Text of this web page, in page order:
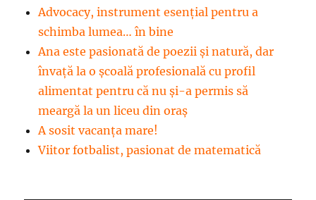
Advocacy, instrument esenţial pentru a
schimba lumea… în bine
Ana este pasionată de poezii și natură, dar
învață la o școală profesională cu profil
alimentat pentru că nu și-a permis să
meargă la un liceu din oraș
A sosit vacanța mare!
Viitor fotbalist, pasionat de matematică